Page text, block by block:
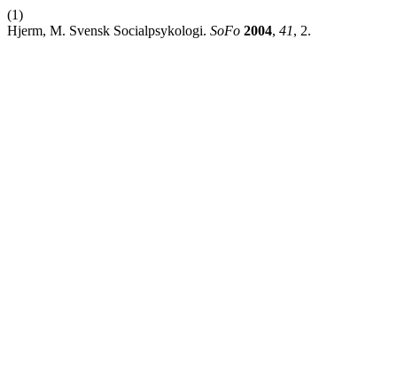
(1)
Hjerm, M. Svensk Socialpsykologi. SoFo 2004, 41, 2.